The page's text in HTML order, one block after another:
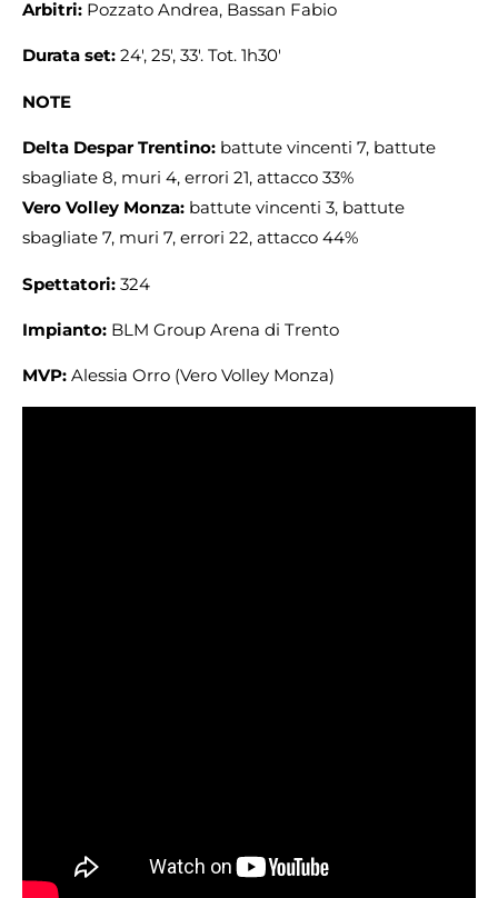
Arbitri: Pozzato Andrea, Bassan Fabio
Durata set: 24′, 25′, 33′. Tot. 1h30′
NOTE
Delta Despar Trentino: battute vincenti 7, battute
sbagliate 8, muri 4, errori 21, attacco 33%
Vero Volley Monza: battute vincenti 3, battute
sbagliate 7, muri 7, errori 22, attacco 44%
Spettatori: 324
Impianto: BLM Group Arena di Trento
MVP: Alessia Orro (Vero Volley Monza)